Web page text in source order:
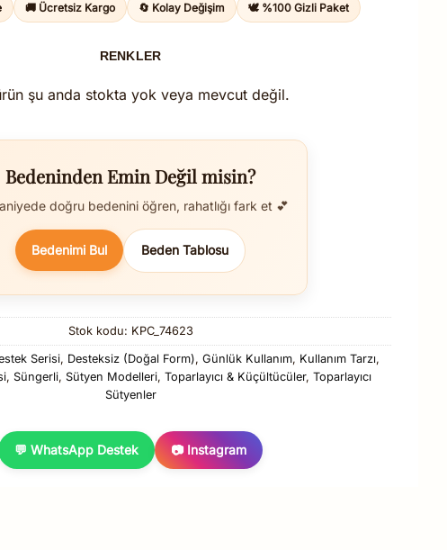
🚚 Ücretsiz Kargo 🔄 Kolay Değişim 🕊️ %100 Gizli Paket
RENKLER
şu anda stokta yok veya mevcut değil.
Bedeninden Emin Değil misin?
doğru bedenini öğren, rahatlığı fark et 💕
Bedenimi Bul Beden Tablosu
Stok kodu: KPC_74623
Serisi, Desteksiz (Doğal Form), Günlük Kullanım, Kullanım Tarzı,
, Süngerli, Sütyen Modelleri, Toparlayıcı & Küçültücüler, Toparlayıcı
Sütyenler
💬 WhatsApp Destek 📷 Instagram